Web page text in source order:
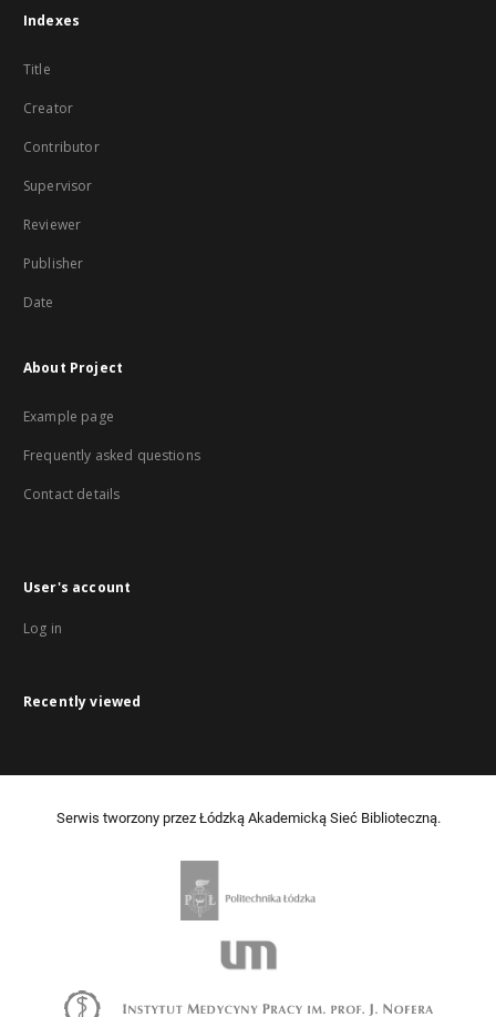
Indexes
Title
Creator
Contributor
Supervisor
Reviewer
Publisher
Date
About Project
Example page
Frequently asked questions
Contact details
User's account
Log in
Recently viewed
Serwis tworzony przez Łódzką Akademicką Sieć Biblioteczną.